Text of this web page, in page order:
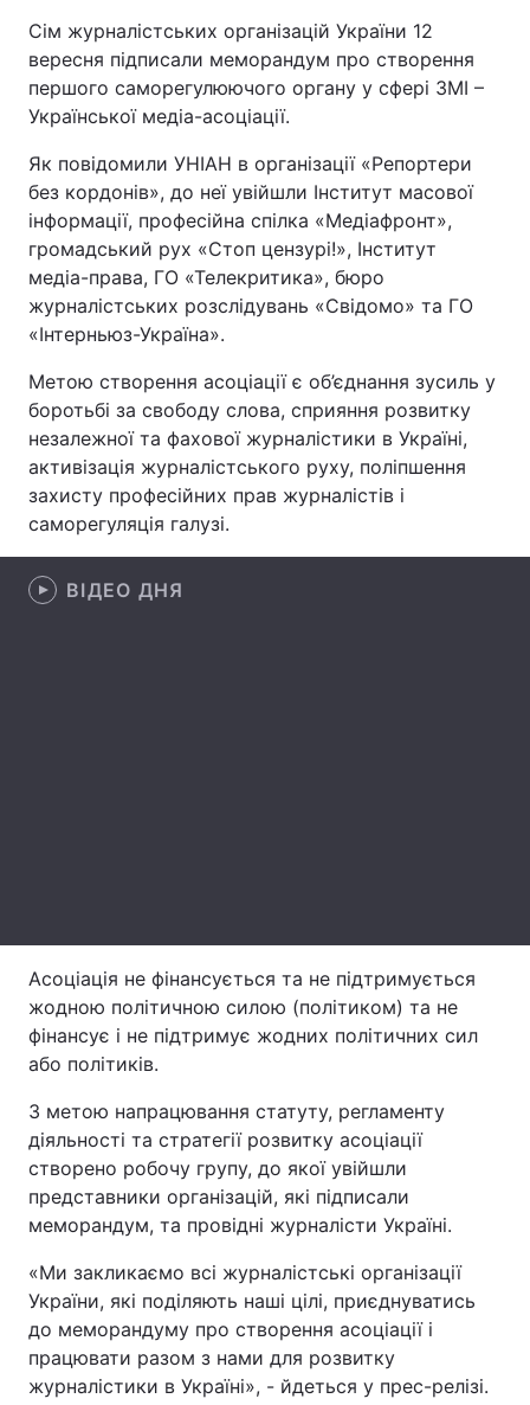
Головна Війна
Україна Політика
Спорт
Відео з Youtube Статті
Інтерв'ю Думки
Контакти
Послуги
Сім журналістських організацій України 12
вересня підписали меморандум про створення
першого саморегулюючого органу у сфері ЗМІ –
Української медіа-асоціації.
Як повідомили УНІАН в організації «Репортери
без кордонів», до неї увійшли Інститут масової
інформації, професійна спілка «Медіафронт»,
громадський рух «Стоп цензурі!», Інститут
медіа-права, ГО «Телекритика», бюро
журналістських розслідувань «Свідомо» та ГО
«Інтерньюз-Україна».
Метою створення асоціації є об’єднання зусиль у
боротьбі за свободу слова, сприяння розвитку
незалежної та фахової журналістики в Україні,
активізація журналістського руху, поліпшення
захисту професійних прав журналістів і
саморегуляція галузі.
ВІДЕО ДНЯ
Асоціація не фінансується та не підтримується
жодною політичною силою (політиком) та не
фінансує і не підтримує жодних політичних сил
або політиків.
З метою напрацювання статуту, регламенту
діяльності та стратегії розвитку асоціації
створено робочу групу, до якої увійшли
представники організацій, які підписали
меморандум, та провідні журналісти Україні.
«Ми закликаємо всі журналістські організації
України, які поділяють наші цілі, приєднуватись
до меморандуму про створення асоціації і
працювати разом з нами для розвитку
журналістики в Україні», - йдеться у прес-релізі.